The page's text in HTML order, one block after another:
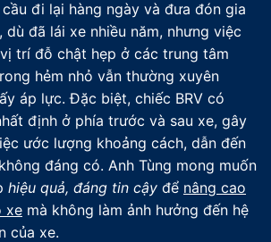
cầu đi lại hàng ngày và đưa đón gia
dù đã lái xe nhiều năm, nhưng việc
trí đỗ chật hẹp ở các trung tâm
hẻm nhỏ vẫn thường xuyên
áp lực. Đặc biệt, chiếc BRV có
định ở phía trước và sau xe, gây
ước lượng khoảng cách, dẫn đến
đáng có. Anh Tùng mong muốn
hiệu quả, đáng tin cậy để nâng cao
xe mà không làm ảnh hưởng đến hệ
của xe.